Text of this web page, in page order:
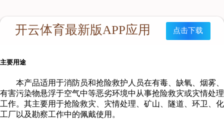
出的特点有：结构紧凑、佩戴舒适、体积小、气仓大、重量轻、
拆装简单、使用方便等优点。并且企业应用了先进的生产工艺和
管理模式，从而确保了本产品的美观性与耐用性。
主要用途
本产品适用于消防员和抢险救护人员在有毒、缺氧、烟雾、
有害污染物悬浮于空气中等恶劣环境中从事抢险救灾或灾情处理
工作。其主要用于抢险救灾、灾情处理、矿山、隧道、环卫、化
工厂以及勘察工作中的佩戴使用。